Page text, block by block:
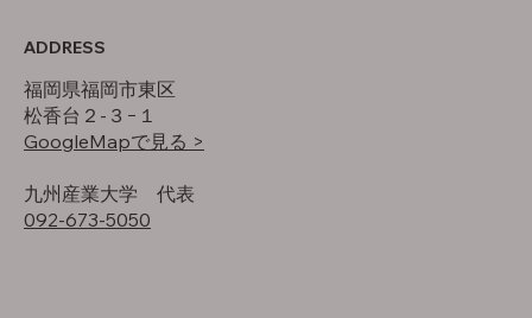
ADDRESS
福岡県福岡市東区
松香台２-３−１
GoogleMapで見る >
​九州産業大学 代表
092-673-5050